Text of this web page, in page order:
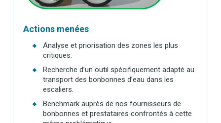
Actions menées
Analyse et priorisation des zones les plus
critiques.
Recherche d’un outil spécifiquement adapté au
transport des bonbonnes d’eau dans les
escaliers.
Benchmark auprès de nos fournisseurs de
bonbonnes et prestataires confrontés à cette